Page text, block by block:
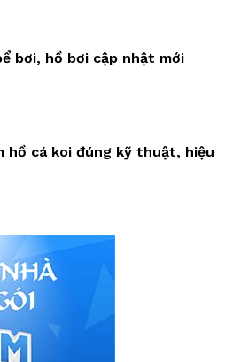
bơi, hồ bơi cập nhật mới
hồ cá koi đúng kỹ thuật, hiệu